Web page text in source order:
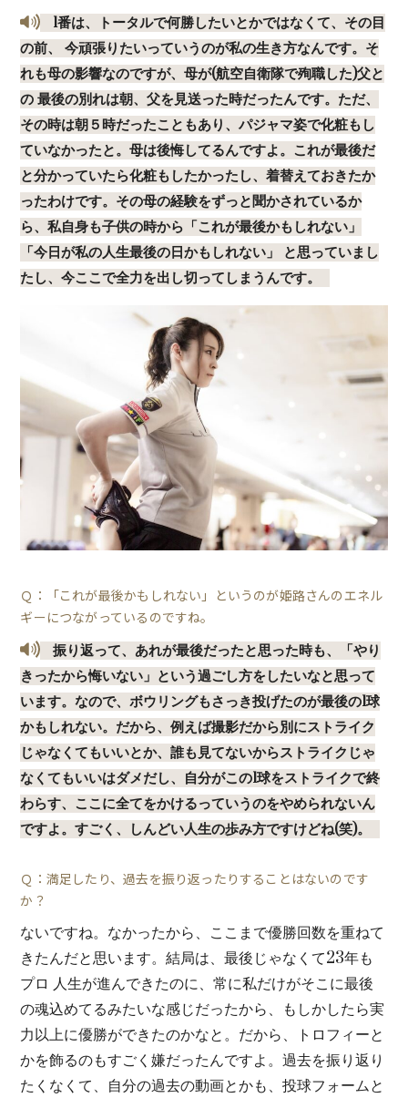
1番は、トータルで何勝したいとかではなくて、その目
の前、 今頑張りたいっていうのが私の生き方なんです。そ
れも母の影響なのですが、母が(航空自衛隊で殉職した)父と
の 最後の別れは朝、父を見送った時だったんです。ただ、
その時は朝５時だったこともあり、パジャマ姿で化粧もし
ていなかったと。母は後悔してるんですよ。これが最後だ
と分かっていたら化粧もしたかったし、着替えておきたか
ったわけです。その母の経験をずっと聞かされているか
ら、私自身も子供の時から「これが最後かもしれない」
「今日が私の人生最後の日かもしれない」 と思っていまし
たし、今ここで全力を出し切ってしまうんです。
Ｑ：「これが最後かもしれない」というのが姫路さんのエネル
ギーにつながっているのですね。
振り返って、あれが最後だったと思った時も、「やり
きったから悔いない」という過ごし方をしたいなと思って
います。なので、ボウリングもさっき投げたのが最後の1球
かもしれない。だから、例えば撮影だから別にストライク
じゃなくてもいいとか、誰も見てないからストライクじゃ
なくてもいいはダメだし、自分がこの1球をストライクで終
わらす、ここに全てをかけるっていうのをやめられないん
ですよ。すごく、しんどい人生の歩み方ですけどね(笑)。
Ｑ：満足したり、過去を振り返ったりすることはないのです
か？
ないですね。なかったから、ここまで優勝回数を重ねて
きたんだと思います。結局は、最後じゃなくて23年も
プロ 人生が進んできたのに、常に私だけがそこに最後
の魂込めてるみたいな感じだったから、もしかしたら実
力以上に優勝ができたのかなと。だから、トロフィーと
かを飾るのもすごく嫌だったんですよ。過去を振り返り
たくなくて、自分の過去の動画とかも、投球フォームと